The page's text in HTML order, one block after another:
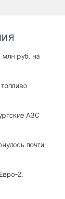
млн руб. на
АЗС
почти
2,